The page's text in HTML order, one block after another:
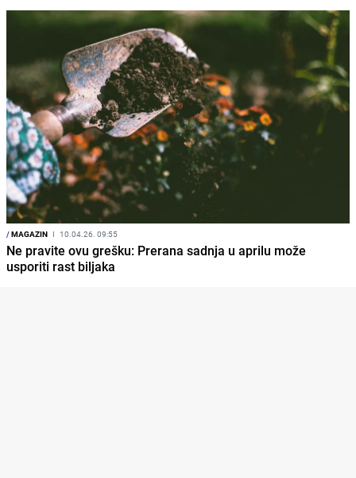
/MAGAZIN I 10.04.26. 09:55
Ne pravite ovu grešku: Prerana sadnja u aprilu može
usporiti rast biljaka